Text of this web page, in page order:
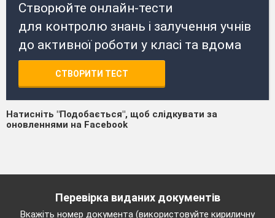
Створюйте онлайн-тести
для контролю знань і залучення учнів
до активної роботи у класі та вдома
СТВОРИТИ ТЕСТ
Натисніть "Подобається", щоб слідкувати за
оновленнями на Facebook
Перевірка виданих документів
Вкажіть номер документа (використовуйте кириличну